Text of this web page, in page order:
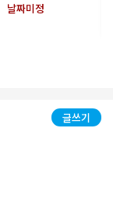
날짜미정
글쓰기